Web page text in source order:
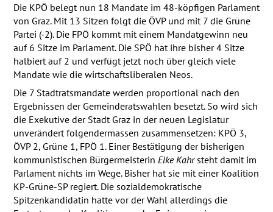
Die KPÖ belegt nun 18 Mandate im 48-köpfigen Parlament
von Graz. Mit 13 Sitzen folgt die ÖVPund mit 7 die Grüne
Partei (-2). Die FPÖ kommt mit einem Mandatgewinn neu
auf 6 Sitze im Parlament. Die SPÖ hat ihre bisher 4 Sitze
halbiert auf 2 und verfügt jetzt noch über gleich viele
Mandate wie die wirtschaftsliberalen Neos.
Die 7 Stadtratsmandate werden proportional nach den
Ergebnissen der Gemeinderatswahlen besetzt. So wird sich
die Exekutive der Stadt Graz in der neuen Legislatur
unverändert folgendermassen zusammensetzen: KPÖ 3,
ÖVP2, Grüne 1, FPÖ 1. Einer Bestätigung der bisherigen
kommunistischen Bürgermeisterin Elke Kahrsteht damit im
Parlament nichts im Wege. Bisher hat sie mit einer Koalition
KP-Grüne-SP regiert. Die sozialdemokratische
Spitzenkandidatin hatte vor der Wahl allerdings die